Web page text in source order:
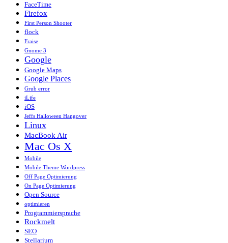
FaceTime
Firefox
First Person Shooter
flock
Fraise
Gnome 3
Google
Google Maps
Google Places
Grub error
iLife
iOS
Jeffs Halloween Hangover
Linux
MacBook Air
Mac Os X
Mobile
Mobile Theme Wordpress
Off Page Optimierung
On Page Optimierung
Open Source
optimieren
Programmiersprache
Rockmelt
SEO
Stellarium